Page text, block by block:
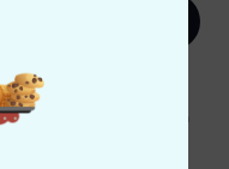
dem Erhalt von E-Mail-
zu. Die
finden Sie in